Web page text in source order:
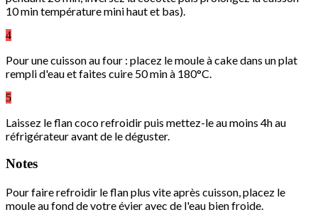
10 min température mini haut et bas).
4
Pour une cuisson au four : placez le moule à cake dans un plat
rempli d'eau et faites cuire 50 min à 180°C.
5
Laissez le flan coco refroidir puis mettez-le au moins 4h au
réfrigérateur avant de le déguster.
Notes
Pour faire refroidir le flan plus vite après cuisson, placez le
moule au fond de votre évier avec de l'eau bien froide.